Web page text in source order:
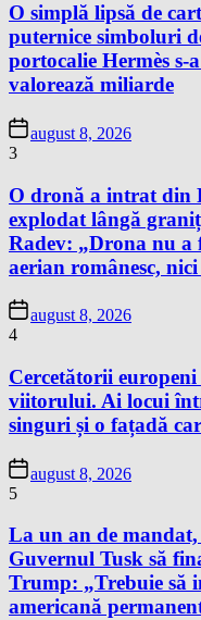
O simplă lipsă de
puternice simboluri
portocalie Hermès s-
valorează miliarde
august 8, 2026
3
O dronă a intrat din
explodat lângă
Radev: „Drona nu a
aerian românesc,
august 8, 2026
4
Cercetătorii
viitorului. Ai locui
singuri și o fațadă
august 8, 2026
5
La un an de
Guvernul Tusk să
Trump: „Trebuie să
americană